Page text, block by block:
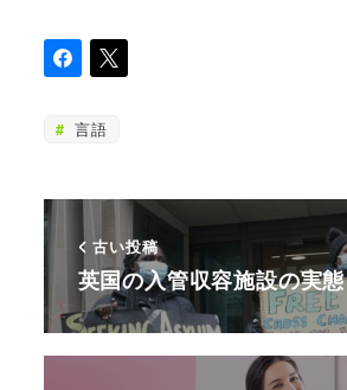
言語
古い投稿
英国の入管収容施設の実態